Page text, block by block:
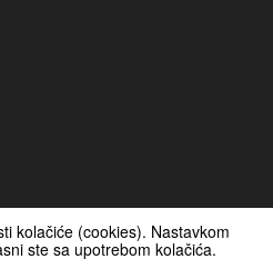
kolačiće (cookies). Nastavkom
ste sa upotrebom kolačića.